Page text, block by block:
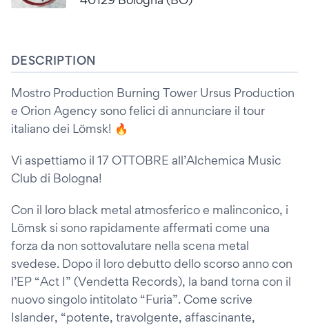
DESCRIPTION
Mostro Production Burning Tower Ursus Production
e Orion Agency sono felici di annunciare il tour
italiano dei Lömsk! 🔥
Vi aspettiamo il 17 OTTOBRE all’Alchemica Music
Club di Bologna!
Con il loro black metal atmosferico e malinconico, i
Lömsk si sono rapidamente affermati come una
forza da non sottovalutare nella scena metal
svedese. Dopo il loro debutto dello scorso anno con
l’EP “Act I” (Vendetta Records), la band torna con il
nuovo singolo intitolato “Furia”. Come scrive
Islander, “potente, travolgente, affascinante,